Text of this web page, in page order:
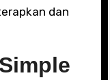
dan